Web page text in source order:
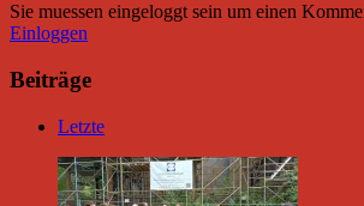
Sie muessen eingeloggt sein um einen
Einloggen
Beiträge
Letzte